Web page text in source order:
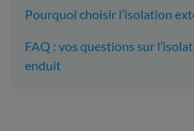
​Pourquoi choisir l’isolation
FAQ : vos questions sur
enduit